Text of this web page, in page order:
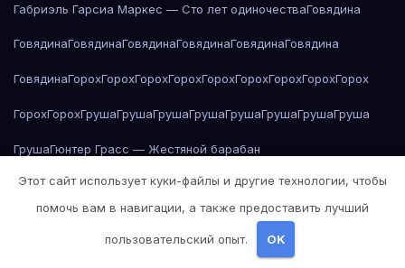
Габриэль Гарсиа Маркес — Сто лет одиночестваГовядина
ГовядинаГовядинаГовядинаГовядинаГовядинаГовядина
ГовядинаГорохГорохГорохГорохГорохГорохГорохГорохГорох
ГорохГорохГрушаГрушаГрушаГрушаГрушаГрушаГрушаГруша
ГрушаГюнтер Грасс — Жестяной барабан
Даниэль Дефо — Робинзон Крузо
Дж. Д. Сэлинджер — Над пропастью во ржи
Дж. К. Роулинг — Гарри Поттер и философский камень
Этот сайт использует куки-файлы и другие технологии, чтобы
помочь вам в навигации, а также предоставить лучший
пользовательский опыт. OK